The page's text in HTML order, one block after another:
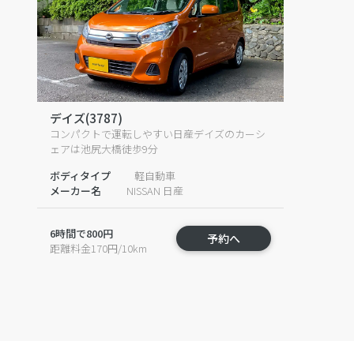
デイズ(3787)
コンパクトで運転しやすい日産デイズのカーシ
ェアは池尻大橋徒歩9分
ボディタイプ
メーカー名
軽自動車
NISSAN 日産
6時間で800円
距離料金170円/10km
予約へ